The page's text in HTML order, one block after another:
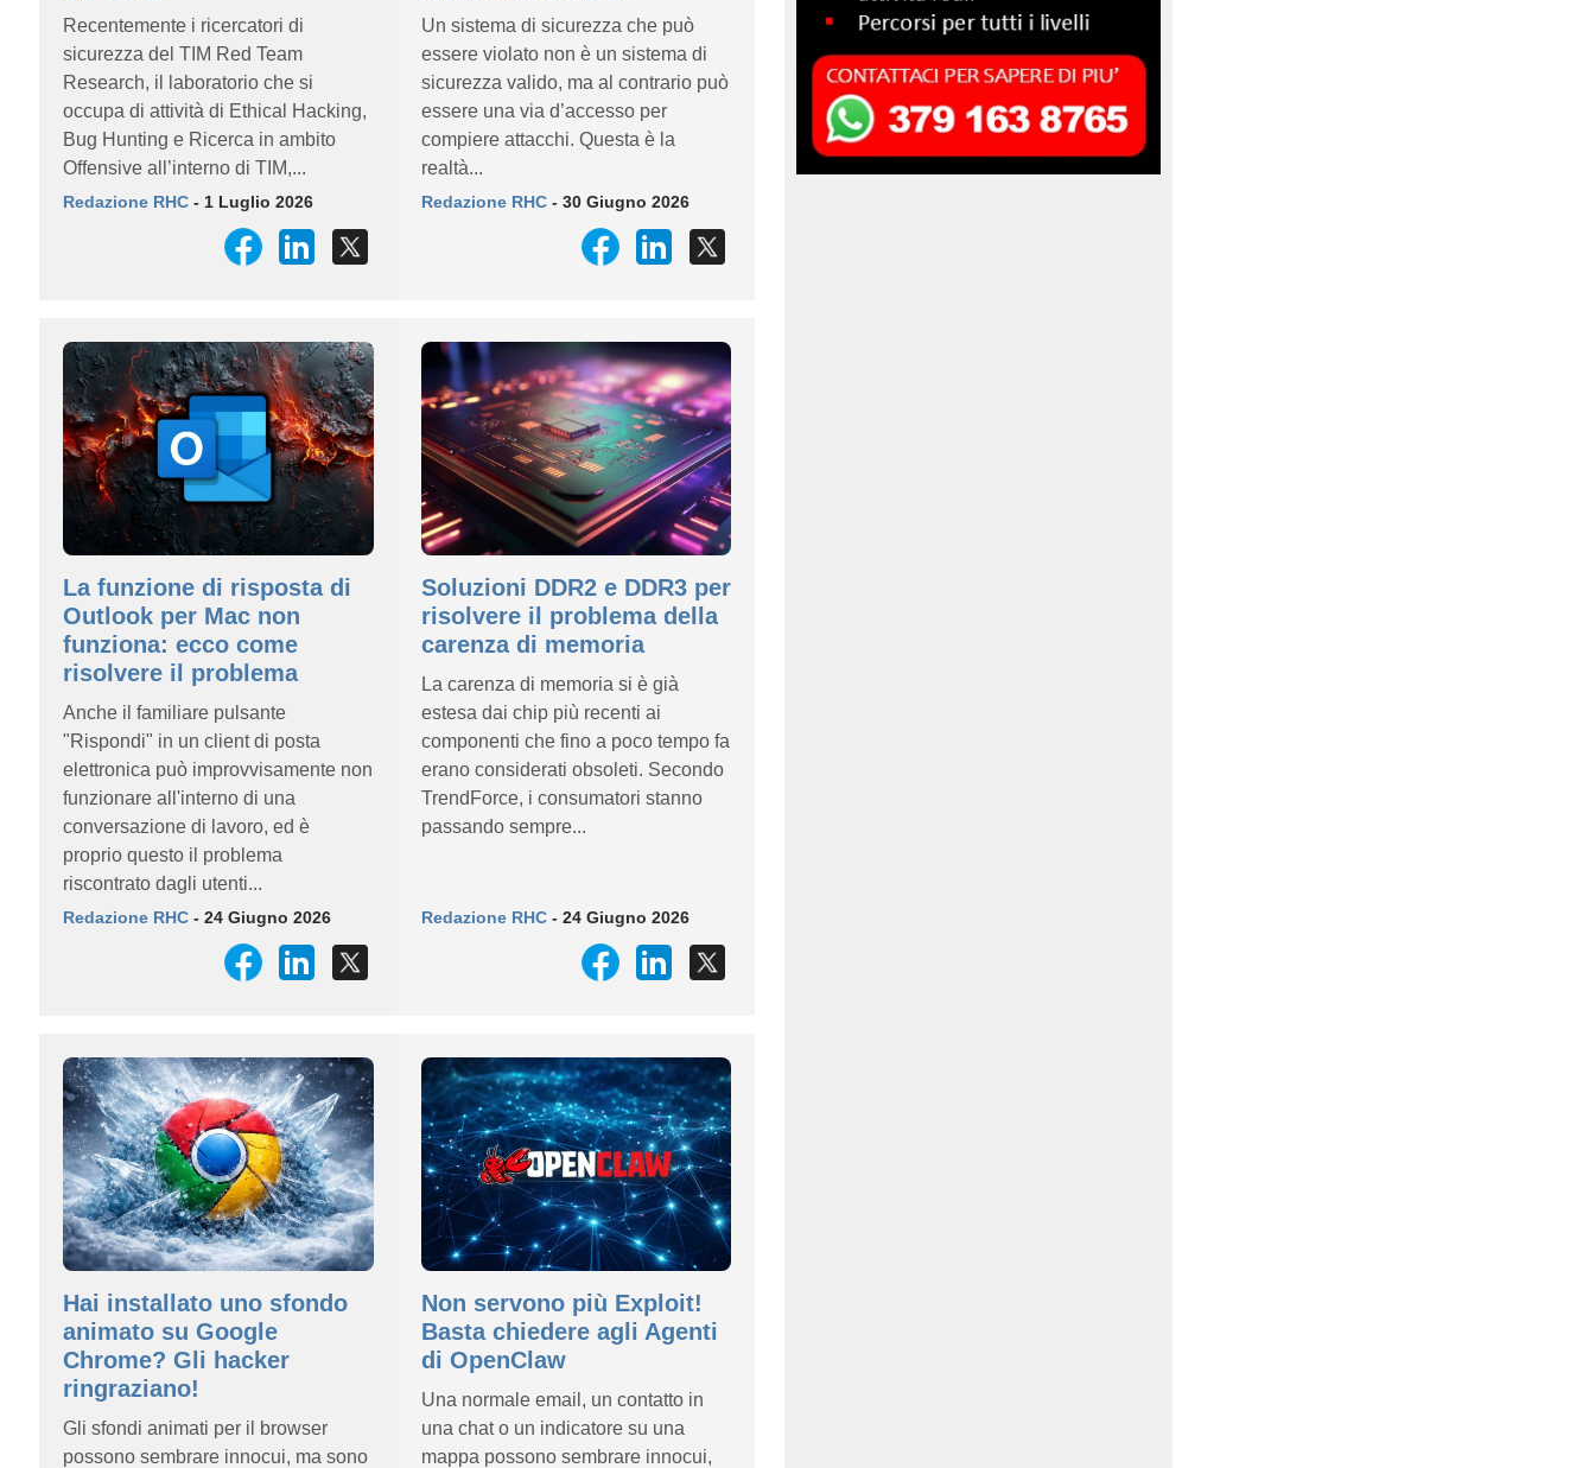
Recentemente i ricercatori di
sicurezza del TIM Red Team
Research, il laboratorio che si
occupa di attività di Ethical Hacking,
Bug Hunting e Ricerca in ambito
Offensive all’interno di TIM,...
Redazione RHC - 1 Luglio 2026
Un sistema di sicurezza che può
essere violato non è un sistema di
sicurezza valido, ma al contrario può
essere una via d’accesso per
compiere attacchi. Questa è la
realtà...
Redazione RHC- 30 Giugno 2026
La funzione di risposta di
Outlook per Mac non
funziona: ecco come
risolvere il problema
Anche il familiare pulsante
"Rispondi" in un client di posta
elettronica può improvvisamente non
funzionare all'interno di una
conversazione di lavoro, ed è
proprio questo il problema
riscontrato dagli utenti...
Redazione RHC - 24 Giugno 2026
Soluzioni DDR2 e DDR3 per
risolvere il problema della
carenza di memoria
La carenza di memoria si è già
estesa dai chip più recenti ai
componenti che fino a poco tempo fa
erano considerati obsoleti. Secondo
TrendForce, i consumatori stanno
passando sempre...
Redazione RHC- 24 Giugno 2026
Hai installato uno sfondo
animato su Google
Chrome? Gli hacker
ringraziano!
Gli sfondi animati per il browser
possono sembrare innocui, ma sono
Non servono più Exploit!
Basta chiedere agli Agenti
di OpenClaw
Una normale email, un contatto in
una chat o un indicatore su una
mappa possono sembrare innocui,